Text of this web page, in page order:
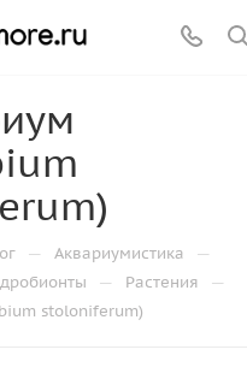
— Аквариумистика —
— Растения —
stoloniferum)